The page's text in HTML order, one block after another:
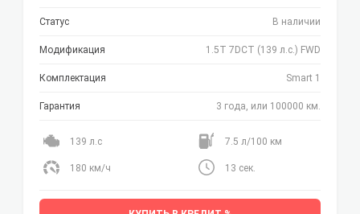
Статус В наличии
Модификация 1.5T 7DCT (139 л.с.) FWD
Комплектация Smart 1
Гарантия 3 года, или 100000 км.
139 л.с 7.5 л/100 км
180 км/ч 13 сек.